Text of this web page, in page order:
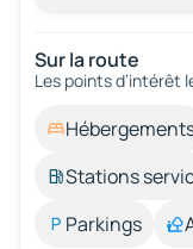
Sur la route
Les points d’intérêt
Stations
Parkings